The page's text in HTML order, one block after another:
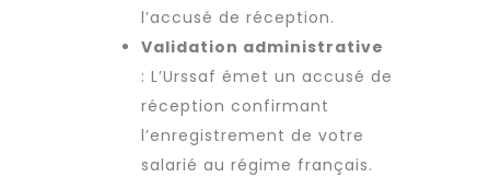
l’accusé de réception.
Validation administrative
: L’Urssaf émet un accusé de
réception confirmant
l’enregistrement de votre
salarié au régime français.